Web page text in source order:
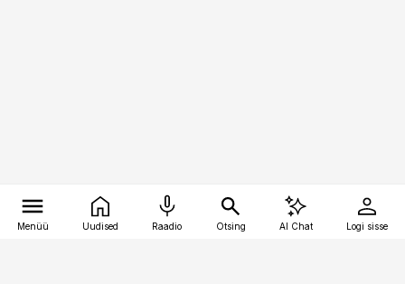
Menüü Uudised Raadio Otsing AI Chat Logi sisse